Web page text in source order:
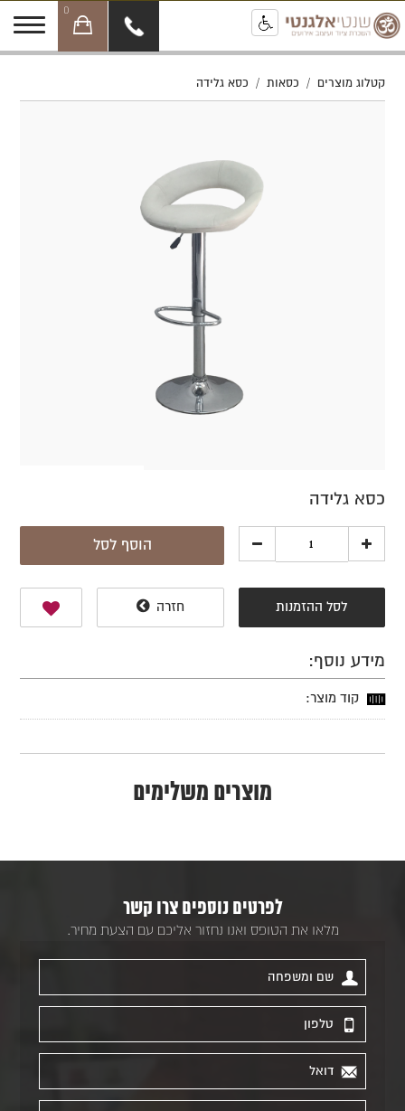
0
קטלוג מוצרים / כסאות / כסא גלידה
כסא גלידה
הוסף לסל
לסל ההזמנות חזרה
מידע נוסף:
קוד מוצר:
מוצרים משלימים
לפרטים נוספים צרו קשר
מלאו את הטופס ואנו נחזור אליכם עם הצעת מחיר.